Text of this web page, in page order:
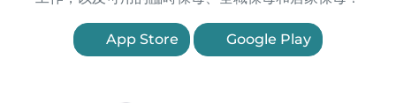
App Store Google Play